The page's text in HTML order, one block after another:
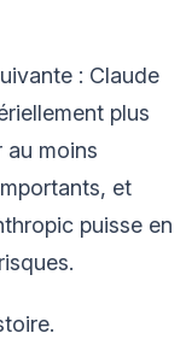
: Claude
plus
au moins
et
puisse en